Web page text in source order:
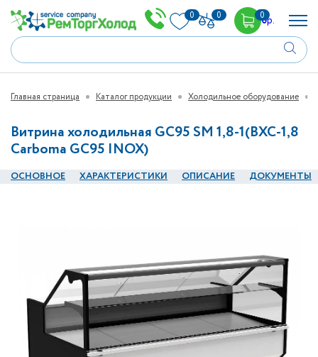
0 0 00р.
Главная страница Каталог продукции Холодильное оборудование
Витрина холодильная GC95 SM 1,8-1(ВХС-1,8
Carboma GC95 INOX)
ОСНОВНОЕ ХАРАКТЕРИСТИКИ ОПИСАНИЕ ДОКУМЕНТЫ